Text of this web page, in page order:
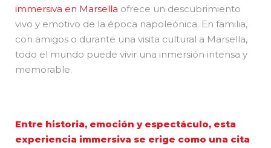
immersiva en Marsella ofrece un descubrimiento
vivo y emotivo de la época napoleónica. En familia,
con amigos o durante una visita cultural a Marsella,
todo el mundo puede vivir una inmersión intensa y
memorable.
Entre historia, emoción y espectáculo, esta
experiencia immersiva se erige como una cita